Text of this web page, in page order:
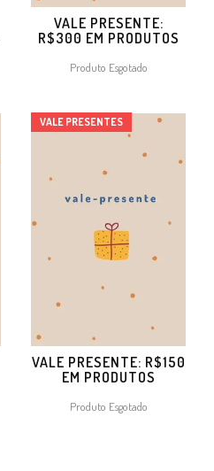
VALE PRESENTE:
R$300 EM PRODUTOS
Produto Esgotado
VALE PRESENTE: R$150
EM PRODUTOS
Produto Esgotado
VALE PRESENTES